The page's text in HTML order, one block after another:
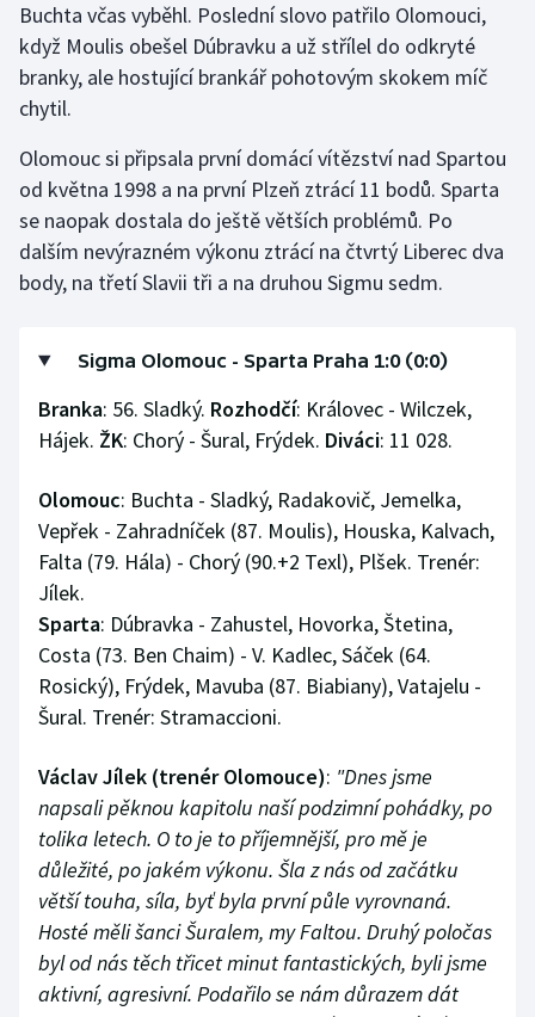
Parasport
Plavání
Plážový volejbal
Ragby
Rychlobruslení
Sportovní střelba
Stolní tenis
Triatlon
Veslování
Vodní slalom
Volejbal
Ostatní
Buchta včas vyběhl. Poslední slovo patřilo Olomouci,
když Moulis obešel Dúbravku a už střílel do odkryté
branky, ale hostující brankář pohotovým skokem míč
chytil.
Olomouc si připsala první domácí vítězství nad Spartou
od května 1998 a na první Plzeň ztrácí 11 bodů. Sparta
se naopak dostala do ještě větších problémů. Po
dalším nevýrazném výkonu ztrácí na čtvrtý Liberec dva
body, na třetí Slavii tři a na druhou Sigmu sedm.
Sigma Olomouc - Sparta Praha 1:0 (0:0)
Branka: 56. Sladký. Rozhodčí: Královec - Wilczek,
Hájek. ŽK: Chorý - Šural, Frýdek. Diváci: 11 028.
Olomouc: Buchta - Sladký, Radakovič, Jemelka,
Vepřek - Zahradníček (87. Moulis), Houska, Kalvach,
Falta (79. Hála) - Chorý (90.+2 Texl), Plšek. Trenér:
Jílek.
Sparta: Dúbravka - Zahustel, Hovorka, Štetina,
Costa (73. Ben Chaim) - V. Kadlec, Sáček (64.
Rosický), Frýdek, Mavuba (87. Biabiany), Vatajelu -
Šural. Trenér: Stramaccioni.
Václav Jílek (trenér Olomouce): "Dnes jsme
napsali pěknou kapitolu naší podzimní pohádky, po
tolika letech. O to je to příjemnější, pro mě je
důležité, po jakém výkonu. Šla z nás od začátku
větší touha, síla, byť byla první půle vyrovnaná.
Hosté měli šanci Šuralem, my Faltou. Druhý poločas
byl od nás těch třicet minut fantastických, byli jsme
aktivní, agresivní. Podařilo se nám důrazem dát